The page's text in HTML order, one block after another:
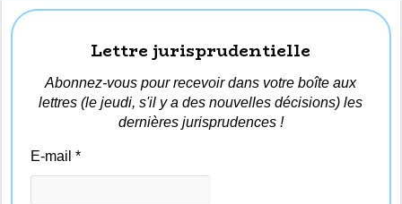
Lettre jurisprudentielle
Abonnez-vous pour recevoir dans votre boîte aux
lettres (le jeudi, s'il y a des nouvelles décisions) les
dernières jurisprudences !
E-mail*